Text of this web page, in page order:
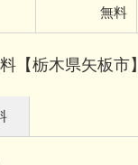
無料
【栃木県矢板市】